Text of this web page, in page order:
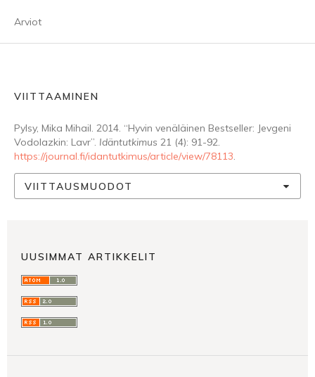
Arviot
VIITTAAMINEN
Pylsy, Mika Mihail. 2014. “Hyvin venäläinen Bestseller: Jevgeni
Vodolazkin: Lavr”. Idäntutkimus 21 (4): 91-92.
https://journal.fi/idantutkimus/article/view/78113.
VIITTAUSMUODOT
UUSIMMAT ARTIKKELIT